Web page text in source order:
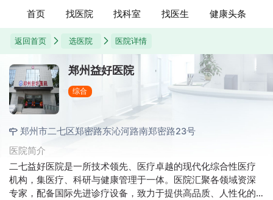
首页 找医院 找科室 找医生 健康头条
返回首页 选医院 医院详情
郑州益好医院
综合
郑州市二七区郑密路东沁河路南郑密路23号
医院简介
二七益好医院是一所技术领先、医疗卓越的现代化综合性医疗
机构，集医疗、科研与健康管理于一体。医院汇聚各领域资深
专家，配备国际先进诊疗设备，致力于提供高品质、人性化的